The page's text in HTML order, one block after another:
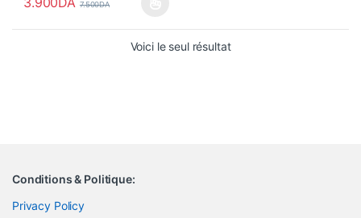
7.500DA
Ce produit a plusieurs variations. Les options peuvent être
Voici le seul résultat
Conditions & Politique:
Privacy Policy